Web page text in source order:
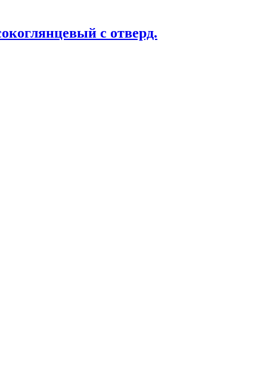
с отверд.